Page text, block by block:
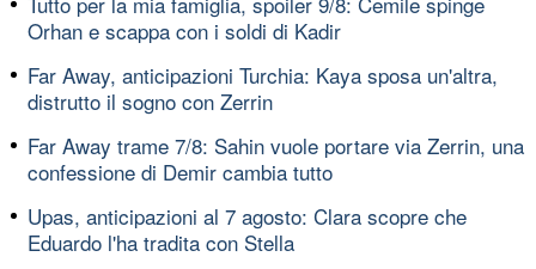
Orhan e scappa con i soldi di Kadir
Far Away, anticipazioni Turchia: Kaya sposa un'altra,
distrutto il sogno con Zerrin
Far Away trame 7/8: Sahin vuole portare via Zerrin, una
confessione di Demir cambia tutto
Upas, anticipazioni al 7 agosto: Clara scopre che
Eduardo l'ha tradita con Stella